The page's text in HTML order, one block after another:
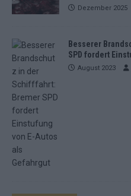
Dezember 2025
Besserer
SPD fordert
August 2023